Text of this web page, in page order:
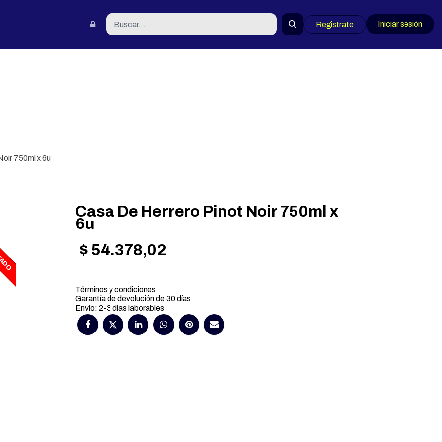
Registrate Iniciar sesión
750ml x 6u
Casa De Herrero Pinot Noir 750ml x
6u
$ 54.378,02
Términos y condiciones
Garantía de devolución de 30 días
Envío: 2-3 días laborables